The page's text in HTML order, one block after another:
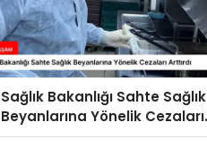
Sağlık Bakanlığı Sahte Sağlık
Beyanlarına Yönelik Cezaları
Arttırdı